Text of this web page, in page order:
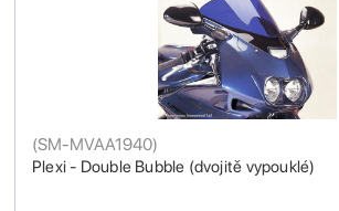
Plexi - Double Bubble (dvojitě vypouklé)
(SM-MVAA1940)